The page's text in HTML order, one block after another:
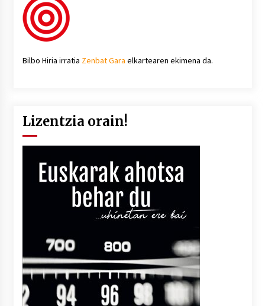
Bilbo Hiria irratia Zenbat Gara elkartearen ekimena da.
Lizentzia orain!